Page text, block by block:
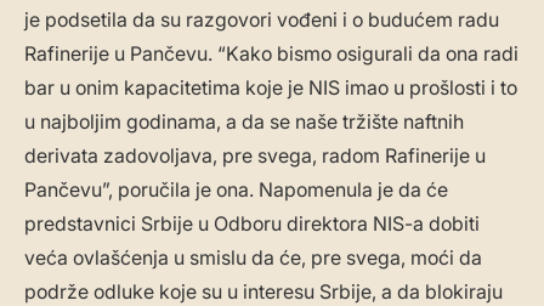
je podsetila da su razgovori vođeni i o budućem radu
Rafinerije u Pančevu. “Kako bismo osigurali da ona radi
bar u onim kapacitetima koje je NIS imao u prošlosti i to
u najboljim godinama, a da se naše tržište naftnih
derivata zadovoljava, pre svega, radom Rafinerije u
Pančevu”, poručila je ona. Napomenula je da će
predstavnici Srbije u Odboru direktora NIS-a dobiti
veća ovlašćenja u smislu da će, pre svega, moći da
podrže odluke koje su u interesu Srbije, a da blokiraju